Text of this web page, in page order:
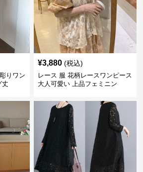
りワン
丈
¥3,880 (税込)
レース 服 花柄レースワンピース
大人可愛い 上品フェミニン